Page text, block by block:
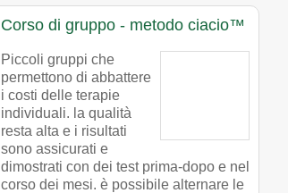
Corso di gruppo - metodo ciacio™
Piccoli gruppi che
permettono di abbattere
i costi delle terapie
individuali. la qualità
resta alta e i risultati
sono assicurati e
dimostrati con dei test prima-dopo e nel
corso dei mesi. è possibile alternare le